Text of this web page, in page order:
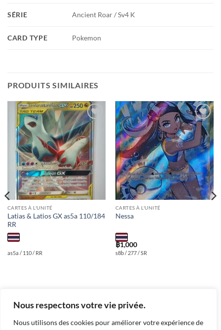
Nous respectons votre vie privée.
Nous utilisons des cookies pour améliorer votre expérience de
SÉRIE Ancient Roar / Sv4 K
CARD TYPE Pokemon
PRODUITS SIMILAIRES
Add to
wishlist
CARTES À L'UNITÉ
Latias & Latios GX as5a 110/184
RR
as5a / 110 / RR
Add to
wishlist
CARTES À L'UNITÉ
Nessa
฿1,000
s8b / 277 / SR